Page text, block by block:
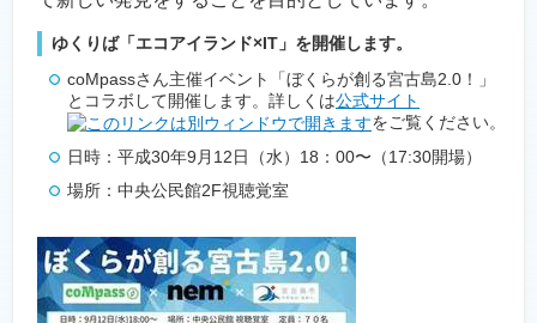
ゆくりば「エコアイランド×IT」を開催します。
coMpassさん主催イベント「ぼくらが創る宮古島2.0！」
とコラボして開催します。詳しくは公式サイト
をご覧ください。
日時：平成30年9月12日（水）18：00〜（17:30開場）
場所：中央公民館2F視聴覚室